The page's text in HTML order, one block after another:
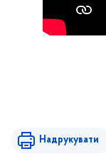
Надрукувати